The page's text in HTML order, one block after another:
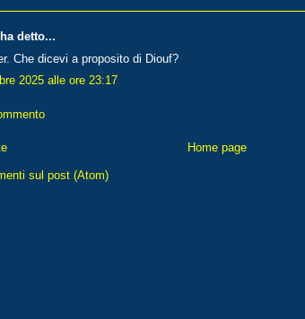
detto...
Che dicevi a proposito di Diouf?
2025 alle ore 23:17
Home page
sul post (Atom)